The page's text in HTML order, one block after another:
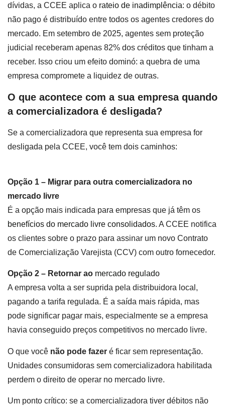
dívidas, a CCEE aplica o rateio de inadimplência: o débito
não pago é distribuído entre todos os agentes credores do
mercado. Em setembro de 2025, agentes sem proteção
judicial receberam apenas 82% dos créditos que tinham a
receber. Isso criou um efeito dominó: a quebra de uma
empresa compromete a liquidez de outras.
O que acontece com a sua empresa quando
a comercializadora é desligada?
Se a comercializadora que representa sua empresa for
desligada pela CCEE, você tem dois caminhos:
Opção 1 – Migrar para outra comercializadora no
mercado livre
É a opção mais indicada para empresas que já têm os
benefícios do mercado livre consolidados. A CCEE notifica
os clientes sobre o prazo para assinar um novo Contrato
de Comercialização Varejista (CCV) com outro fornecedor.
Opção 2 – Retornar ao mercado regulado
A empresa volta a ser suprida pela distribuidora local,
pagando a tarifa regulada. É a saída mais rápida, mas
pode significar pagar mais, especialmente se a empresa
havia conseguido preços competitivos no mercado livre.
O que você não pode fazer é ficar sem representação.
Unidades consumidoras sem comercializadora habilitada
perdem o direito de operar no mercado livre.
Um ponto crítico: se a comercializadora tiver débitos não